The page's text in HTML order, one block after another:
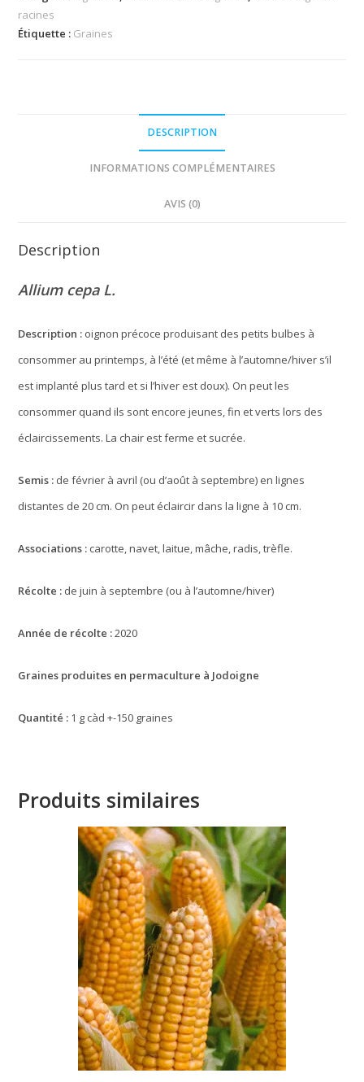
racines
Étiquette : Graines
DESCRIPTION
INFORMATIONS COMPLÉMENTAIRES
AVIS (0)
Description
Allium cepa L.
Description : oignon précoce produisant des petits bulbes à
consommer au printemps, à l’été (et même à l’automne/hiver s’il
est implanté plus tard et si l’hiver est doux). On peut les
consommer quand ils sont encore jeunes, fin et verts lors des
éclaircissements. La chair est ferme et sucrée.
Semis : de février à avril (ou d’août à septembre) en lignes
distantes de 20 cm. On peut éclaircir dans la ligne à 10 cm.
Associations : carotte, navet, laitue, mâche, radis, trèfle.
Récolte : de juin à septembre (ou à l’automne/hiver)
Année de récolte :2020
Graines produites en permaculture à Jodoigne
Quantité : 1 g càd +-150 graines
Produits similaires